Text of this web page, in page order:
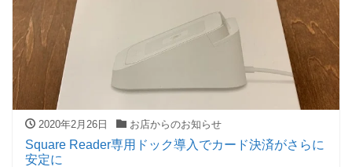
2020年2月26日 お店からのお知らせ
Square Reader専用ドック導入でカード決済がさらに
安定に